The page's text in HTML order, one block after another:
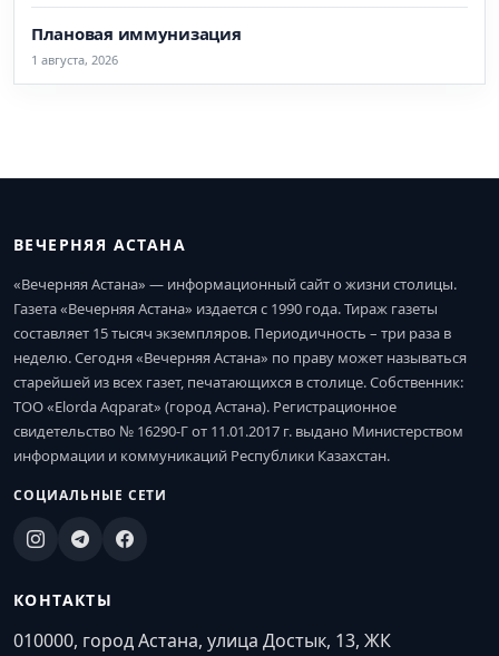
Плановая иммунизация
1 августа, 2026
ВЕЧЕРНЯЯ АСТАНА
«Вечерняя Астана» — информационный сайт о жизни столицы.
Газета «Вечерняя Астана» издается с 1990 года. Тираж газеты
составляет 15 тысяч экземпляров. Периодичность – три раза в
неделю. Сегодня «Вечерняя Астана» по праву может называться
старейшей из всех газет, печатающихся в столице. Собственник:
ТОО «Elorda Aqparat» (город Астана). Регистрационное
свидетельство № 16290-Г от 11.01.2017 г. выдано Министерством
информации и коммуникаций Республики Казахстан.
СОЦИАЛЬНЫЕ СЕТИ
КОНТАКТЫ
010000, город Астана, улица Достык, 13, ЖК